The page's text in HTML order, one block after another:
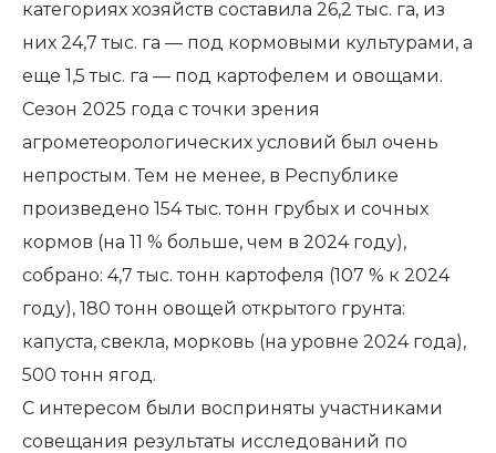
категориях хозяйств составила 26,2 тыс. га, из
них 24,7 тыс. га — под кормовыми культурами, а
еще 1,5 тыс. га — под картофелем и овощами.
Сезон 2025 года с точки зрения
агрометеорологических условий был очень
непростым. Тем не менее, в Республике
произведено 154 тыс. тонн грубых и сочных
кормов (на 11 % больше, чем в 2024 году),
собрано: 4,7 тыс. тонн картофеля (107 % к 2024
году), 180 тонн овощей открытого грунта:
капуста, свекла, морковь (на уровне 2024 года),
500 тонн ягод.
С интересом были восприняты участниками
совещания результаты исследований по